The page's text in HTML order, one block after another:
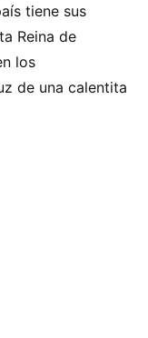
tiene sus
Reina de
los
de una calentita